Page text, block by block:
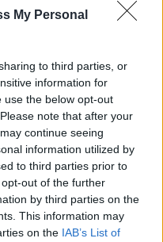
My Personal
to third parties, or
information for
use the below opt-out
note that after your
continue seeing
information utilized by
to third parties prior to
out of the further
by third parties on the
This information may
on the IAB’s List of
«Καμία
περιοχές της
του οικονομικού
περιλαμβάνει το